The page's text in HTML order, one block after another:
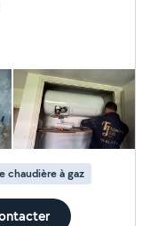
chaudière à gaz